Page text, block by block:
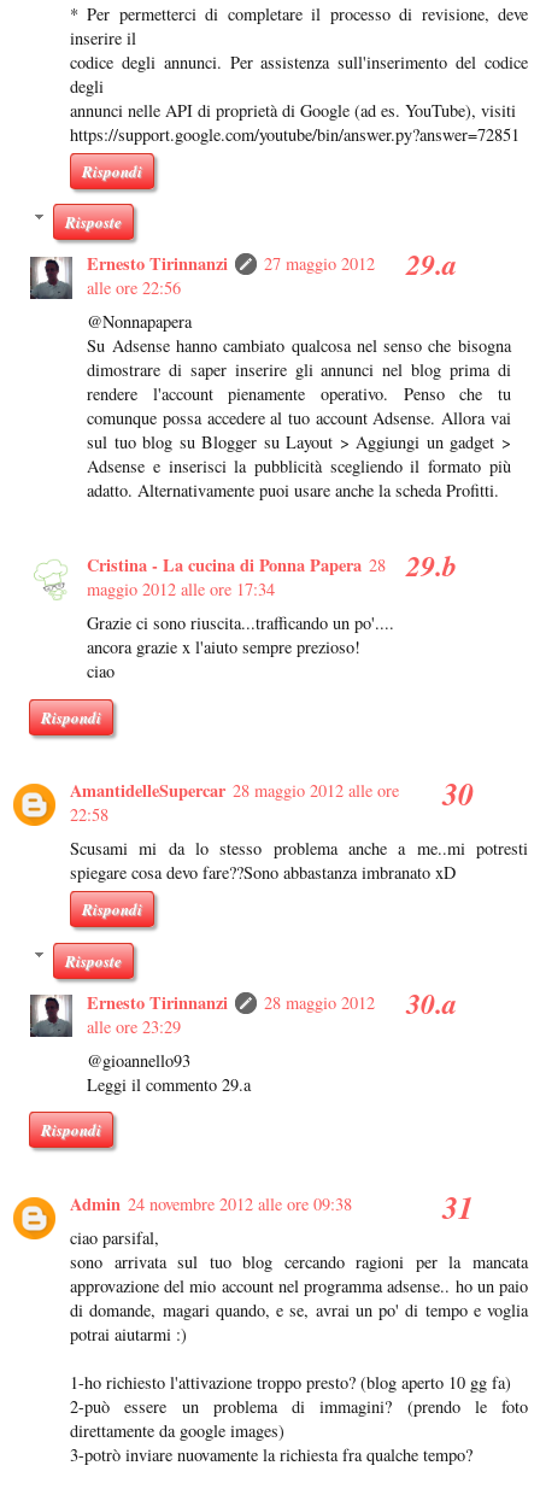
* Per permetterci di completare il processo di revisione, deve
inserire il
codice degli annunci. Per assistenza sull'inserimento del codice
degli
annunci nelle API di proprietà di Google (ad es. YouTube), visiti
https://support.google.com/youtube/bin/answer.py?answer=72851
Rispondi
Risposte
Ernesto Tirinnanzi
27 maggio 2012
alle ore 22:56
@Nonnapapera
Su Adsense hanno cambiato qualcosa nel senso che bisogna
dimostrare di saper inserire gli annunci nel blog prima di
rendere l'account pienamente operativo. Penso che tu
comunque possa accedere al tuo account Adsense. Allora vai
sul tuo blog su Blogger su Layout > Aggiungi un gadget >
Adsense e inserisci la pubblicità scegliendo il formato più
adatto. Alternativamente puoi usare anche la scheda Profitti.
Cristina - La cucina di Ponna Papera 28
maggio 2012 alle ore 17:34
Grazie ci sono riuscita...trafficando un po'....
ancora grazie x l'aiuto sempre prezioso!
ciao
Rispondi
AmantidelleSupercar 28 maggio 2012 alle ore
22:58
Scusami mi da lo stesso problema anche a me..mi potresti
spiegare cosa devo fare??Sono abbastanza imbranato xD
Rispondi
Risposte
Ernesto Tirinnanzi
28 maggio 2012
alle ore 23:29
@gioannello93
Leggi il commento 29.a
Rispondi
Admin 24 novembre 2012 alle ore 09:38
ciao parsifal,
sono arrivata sul tuo blog cercando ragioni per la mancata
approvazione del mio account nel programma adsense.. ho un paio
di domande, magari quando, e se, avrai un po' di tempo e voglia
potrai aiutarmi :)
1-ho richiesto l'attivazione troppo presto? (blog aperto 10 gg fa)
2-può essere un problema di immagini? (prendo le foto
direttamente da google images)
3-potrò inviare nuovamente la richiesta fra qualche tempo?